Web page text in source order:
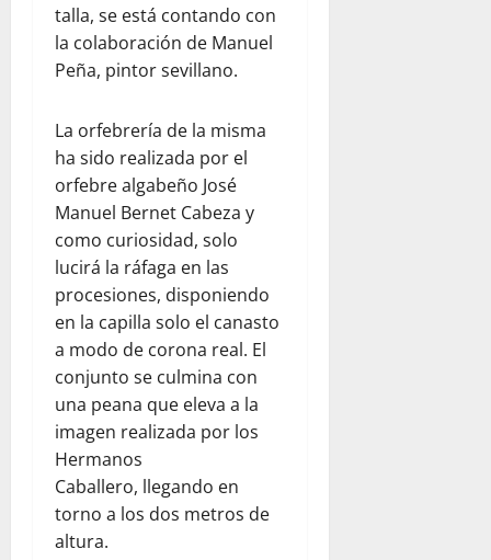
talla, se está contando con
la colaboración de Manuel
Peña, pintor sevillano.
La orfebrería de la misma
ha sido realizada por el
orfebre algabeño José
Manuel Bernet Cabeza y
como curiosidad, solo
lucirá la ráfaga en las
procesiones, disponiendo
en la capilla solo el canasto
a modo de corona real. El
conjunto se culmina con
una peana que eleva a la
imagen realizada por los
Hermanos
Caballero, llegando en
torno a los dos metros de
altura.